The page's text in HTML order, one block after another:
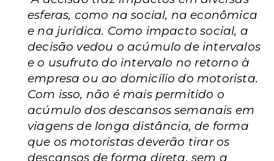
esferas, como na social, na econômica
e na jurídica. Como impacto social, a
decisão vedou o acúmulo de intervalos
e o usufruto do intervalo no retorno à
empresa ou ao domicílio do motorista.
Com isso, não é mais permitido o
acúmulo dos descansos semanais em
viagens de longa distância, de forma
que os motoristas deverão tirar os
descansos de forma direta, sem a